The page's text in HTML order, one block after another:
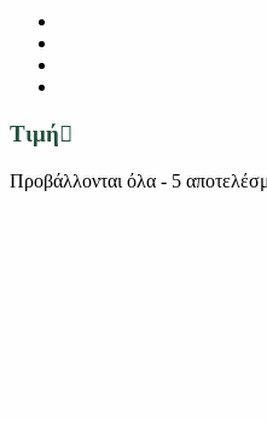
Τιμή
Προβάλλονται όλα - 5